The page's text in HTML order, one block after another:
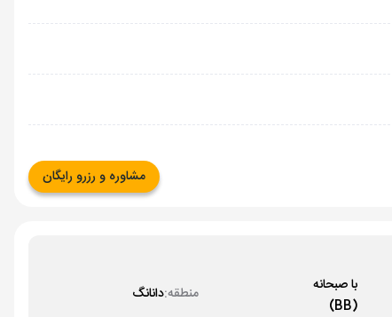
مشاوره و رزرو رایگان
با صبحانه
(BB)
منطقه:دانانگ